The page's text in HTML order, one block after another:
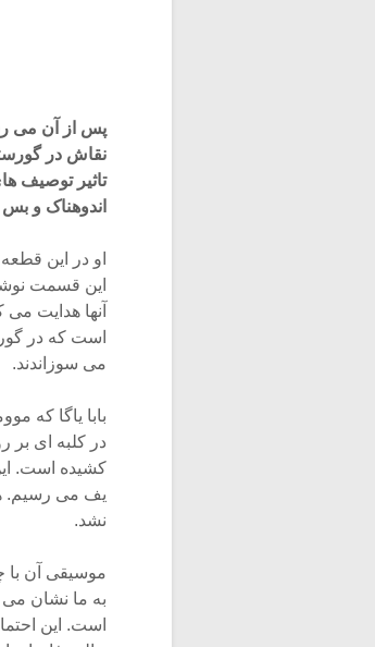
پس از آن مى
نقاش در
تاثیر توصیف
اندوهناک و بس
او در این
این قسمت
آنها هدایت
است که در
مى سوزاندند.
بابا یاگا که
در کلبه اى
کشیده است.
یف مى رسیم.
نشد.
موسیقى آن با
به ما نشان مى
است. این